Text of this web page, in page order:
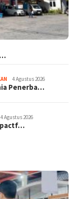
4 Agustus 2026
Penerba…
4 Agustus 2026